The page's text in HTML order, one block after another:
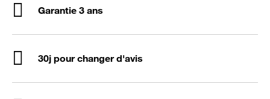
Garantie 3 ans
30j pour changer d'avis